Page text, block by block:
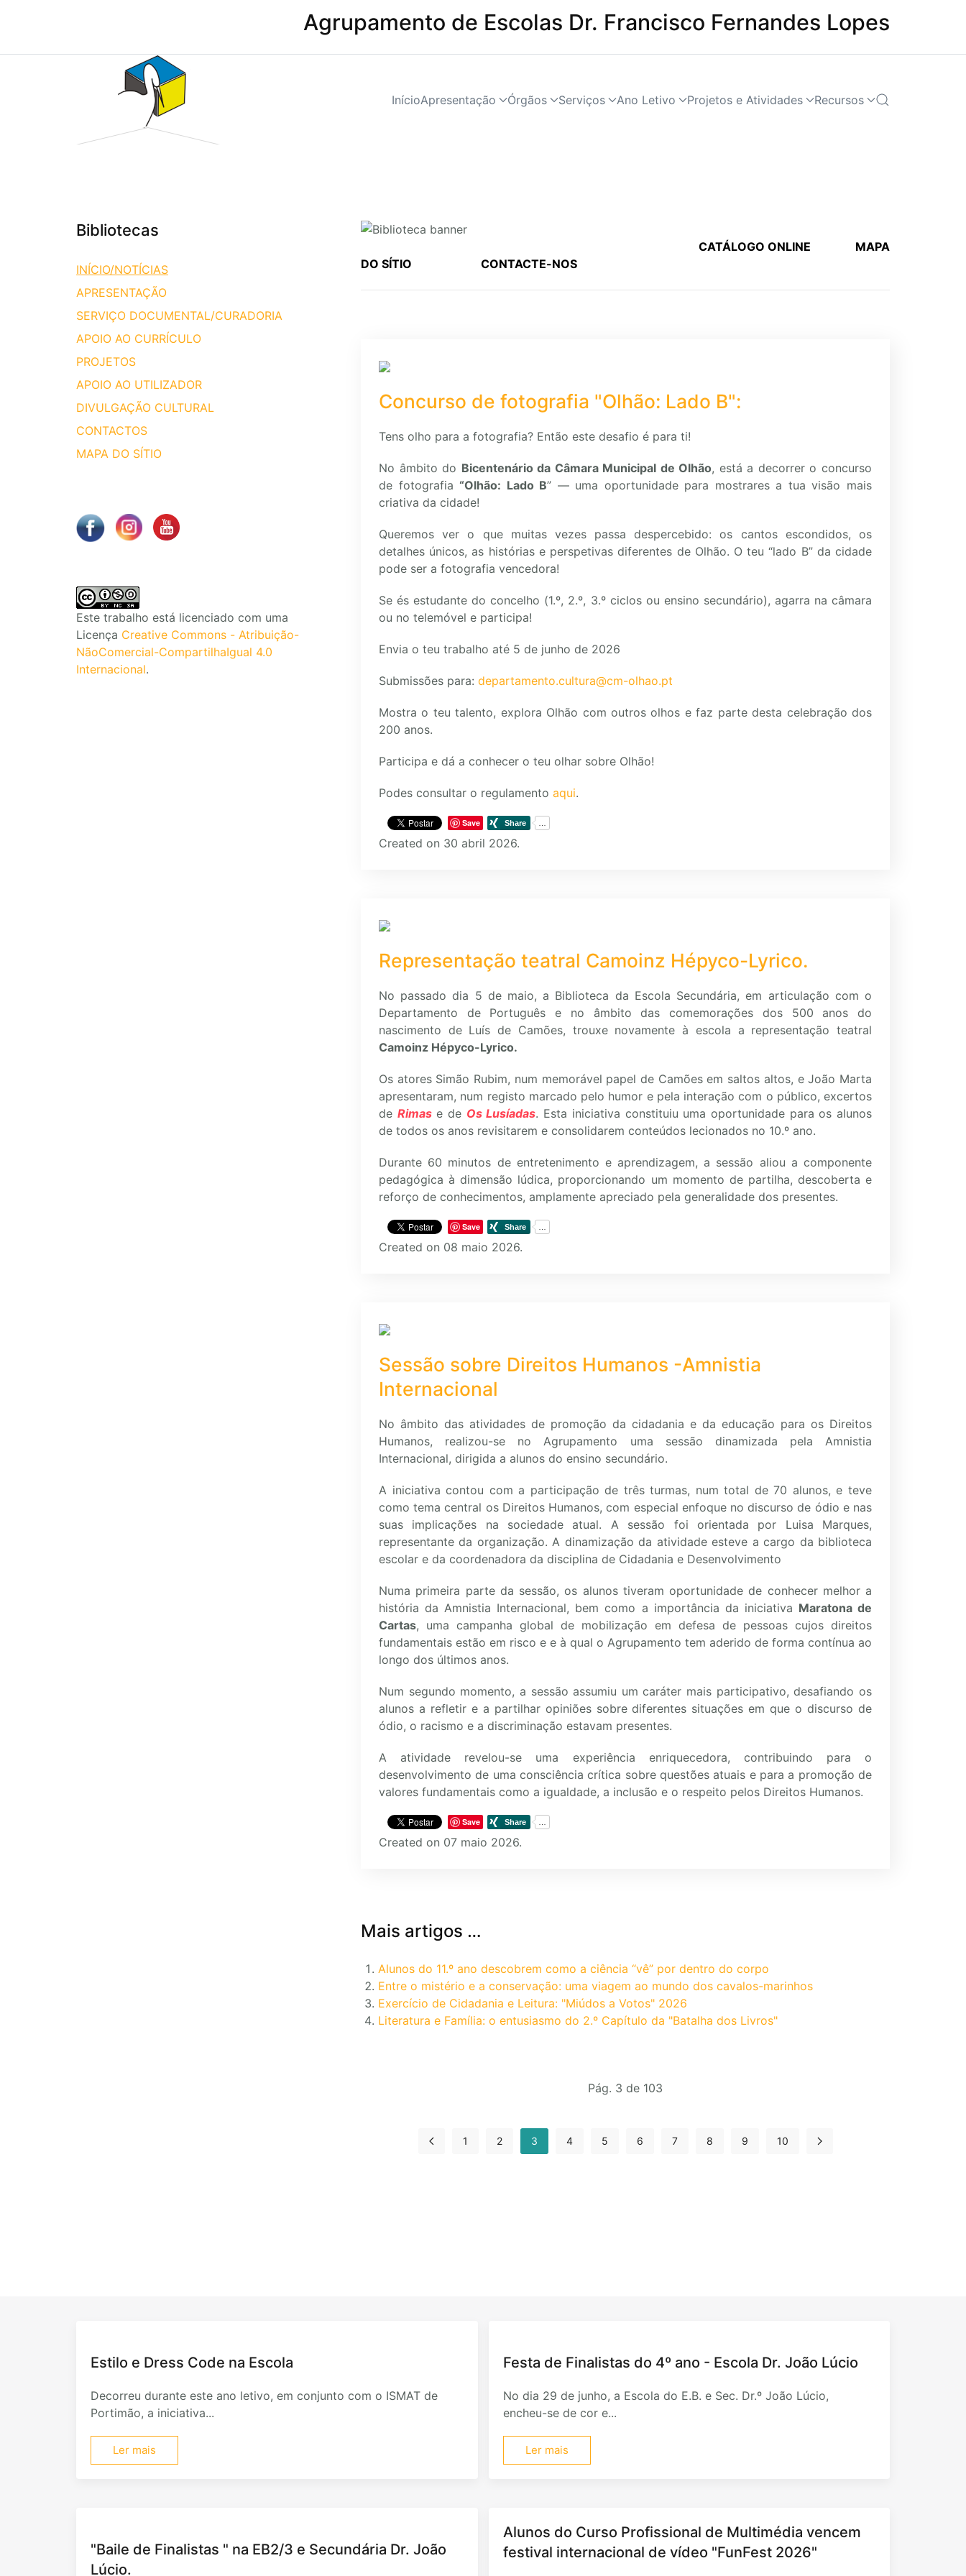
Agrupamento de Escolas Dr. Francisco Fernandes Lopes
InícioApresentação Órgãos Serviços Ano Letivo Projetos e Atividades Recursos
Bibliotecas
INÍCIO/NOTÍCIAS
APRESENTAÇÃO
SERVIÇO DOCUMENTAL/CURADORIA
APOIO AO CURRÍCULO
PROJETOS
APOIO AO UTILIZADOR
DIVULGAÇÃO CULTURAL
CONTACTOS
MAPA DO SÍTIO
Este trabalho está licenciado com uma
Licença Creative Commons - Atribuição-
NãoComercial-CompartilhaIgual 4.0
Internacional.
CATÁLOGO ONLINE
MAPA
DO SÍTIO
CONTACTE-NOS
Concurso de fotografia "Olhão: Lado B":
Tens olho para a fotografia? Então este desafio é para ti!
No âmbito do Bicentenário da Câmara Municipal de Olhão, está a decorrer o concurso
de fotografia “Olhão: Lado B” — uma oportunidade para mostrares a tua visão mais
criativa da cidade!
Queremos ver o que muitas vezes passa despercebido: os cantos escondidos, os
detalhes únicos, as histórias e perspetivas diferentes de Olhão. O teu “lado B” da cidade
pode ser a fotografia vencedora!
Se és estudante do concelho (1.º, 2.º, 3.º ciclos ou ensino secundário), agarra na câmara
ou no telemóvel e participa!
Envia o teu trabalho até 5 de junho de 2026
Submissões para: departamento.cultura@cm-olhao.pt
Mostra o teu talento, explora Olhão com outros olhos e faz parte desta celebração dos
200 anos.
Participa e dá a conhecer o teu olhar sobre Olhão!
Podes consultar o regulamento aqui.
Save
Created on 30 abril 2026.
Representação teatral Camoinz Hépyco-Lyrico.
No passado dia 5 de maio, a Biblioteca da Escola Secundária, em articulação com o
Departamento de Português e no âmbito das comemorações dos 500 anos do
nascimento de Luís de Camões, trouxe novamente à escola a representação teatral
Camoinz Hépyco-Lyrico.
Os atores Simão Rubim, num memorável papel de Camões em saltos altos, e João Marta
apresentaram, num registo marcado pelo humor e pela interação com o público, excertos
de Rimase de Os Lusíadas. Esta iniciativa constituiu uma oportunidade para os alunos
de todos os anos revisitarem e consolidarem conteúdos lecionados no 10.º ano.
Durante 60 minutos de entretenimento e aprendizagem, a sessão aliou a componente
pedagógica à dimensão lúdica, proporcionando um momento de partilha, descoberta e
reforço de conhecimentos, amplamente apreciado pela generalidade dos presentes.
Save
Created on 08 maio 2026.
Sessão sobre Direitos Humanos -Amnistia
Internacional
No âmbito das atividades de promoção da cidadania e da educação para os Direitos
Humanos, realizou-se no Agrupamento uma sessão dinamizada pela Amnistia
Internacional, dirigida a alunos do ensino secundário.
A iniciativa contou com a participação de três turmas, num total de 70 alunos, e teve
como tema central os Direitos Humanos, com especial enfoque no discurso de ódio e nas
suas implicações na sociedade atual. A sessão foi orientada por Luisa Marques,
representante da organização. A dinamização da atividade esteve a cargo da biblioteca
escolar e da coordenadora da disciplina de Cidadania e Desenvolvimento
Numa primeira parte da sessão, os alunos tiveram oportunidade de conhecer melhor a
história da Amnistia Internacional, bem como a importância da iniciativa Maratona de
Cartas, uma campanha global de mobilização em defesa de pessoas cujos direitos
fundamentais estão em risco e e à qual o Agrupamento tem aderido de forma contínua ao
longo dos últimos anos.
Num segundo momento, a sessão assumiu um caráter mais participativo, desafiando os
alunos a refletir e a partilhar opiniões sobre diferentes situações em que o discurso de
ódio, o racismo e a discriminação estavam presentes.
A atividade revelou-se uma experiência enriquecedora, contribuindo para o
desenvolvimento de uma consciência crítica sobre questões atuais e para a promoção de
valores fundamentais como a igualdade, a inclusão e o respeito pelos Direitos Humanos.
Save
Created on 07 maio 2026.
Mais artigos …
Alunos do 11.º ano descobrem como a ciência “vê” por dentro do corpo
Entre o mistério e a conservação: uma viagem ao mundo dos cavalos-marinhos
Exercício de Cidadania e Leitura: "Miúdos a Votos" 2026
Literatura e Família: o entusiasmo do 2.º Capítulo da "Batalha dos Livros"
Pág. 3 de 103
1 2 3 4 5 6 7 8 9 10
Estilo e Dress Code na Escola
Decorreu durante este ano letivo, em conjunto com o ISMAT de
Portimão, a iniciativa...
Ler mais
Festa de Finalistas do 4º ano - Escola Dr. João Lúcio
No dia 29 de junho, a Escola do E.B. e Sec. Dr.º João Lúcio,
encheu-se de cor e...
Ler mais
"Baile de Finalistas " na EB2/3 e Secundária Dr. João
Lúcio.
Alunos do Curso Profissional de Multimédia vencem
festival internacional de vídeo "FunFest 2026"